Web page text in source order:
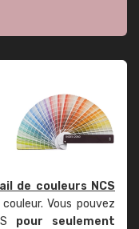
de couleurs NCS
Vous pouvez
pour seulement